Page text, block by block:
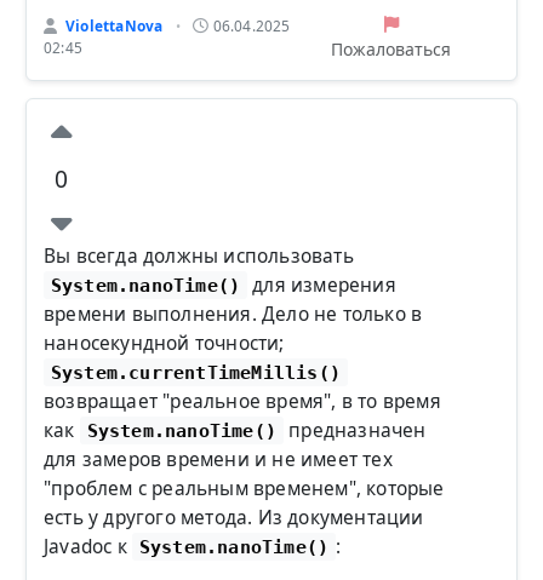
ViolettaNova •
06.04.2025
02:45
Пожаловаться
0
Вы всегда должны использовать
System.nanoTime()
для измерения
времени выполнения. Дело не только в
наносекундной точности;
System.currentTimeMillis()
возвращает "реальное время", в то время
как
System.nanoTime()
предназначен
для замеров времени и не имеет тех
"проблем с реальным временем", которые
есть у другого метода. Из документации
Javadoc к
System.nanoTime() :